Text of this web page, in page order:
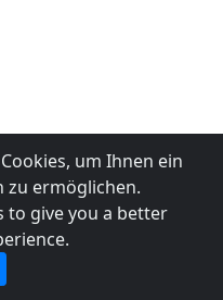
um Ihnen ein
zu ermöglichen.
to give you a better